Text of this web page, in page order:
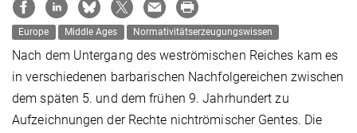
Europe Middle Ages Normativitätserzeugungswissen
Nach dem Untergang des weströmischen Reiches kam es
in verschiedenen barbarischen Nachfolgereichen zwischen
dem späten 5. und dem frühen 9. Jahrhundert zu
Aufzeichnungen der Rechte nichtrömischer Gentes. Die